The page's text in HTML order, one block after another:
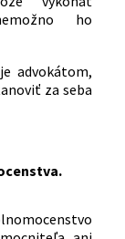
ho
advokátom,
za seba